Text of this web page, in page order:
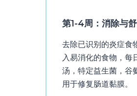
第1-4周：消除与
去除已识别的炎症食
入易消化的食物，每
汤，特定益生菌，谷
用于修复肠道黏膜。